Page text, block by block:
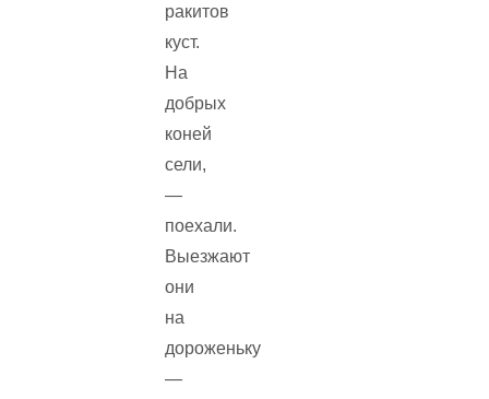
ракитов
куст.
На
добрых
коней
сели,
—
поехали.
Выезжают
они
на
дороженьку
—